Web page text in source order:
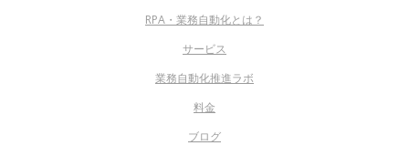
RPA・業務自動化とは？
サービス
業務自動化推進ラボ
料金
ブログ